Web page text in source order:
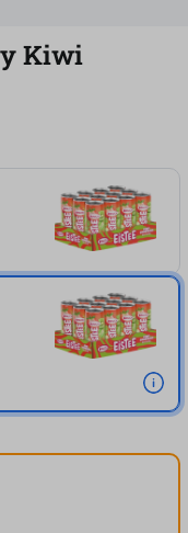
Kiwi